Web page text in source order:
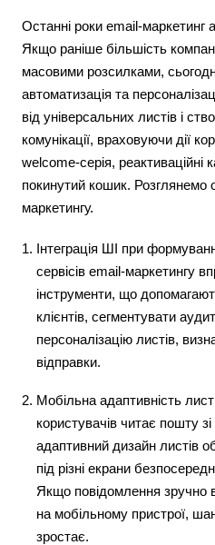
Останні роки email-маркетинг
Якщо раніше більшість
масовими розсилками,
автоматизація та
від універсальних листів і
комунікації, враховуючи дії
welcome-серія, реактиваційні
покинутий кошик. Розглянемо
маркетингу.
Інтеграція ШІ при
сервісів email-маркетингу
інструменти, що
клієнтів, сегментувати
персоналізацію листів,
відправки.
Мобільна адаптивність
користувачів читає пошту
адаптивний дизайн листів
під різні екрани
Якщо повідомлення зручно
на мобільному пристрої,
зростає.